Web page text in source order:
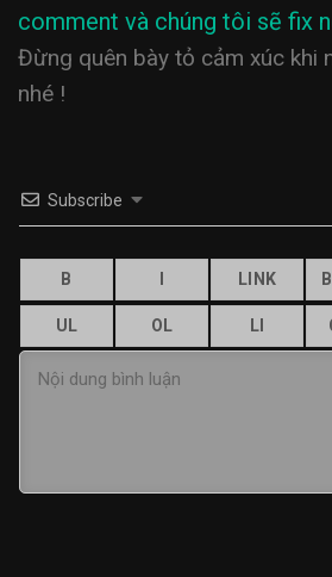
comment và chúng tôi sẽ fix
Đừng quên bày tỏ cảm xúc khi
nhé !
Subscribe